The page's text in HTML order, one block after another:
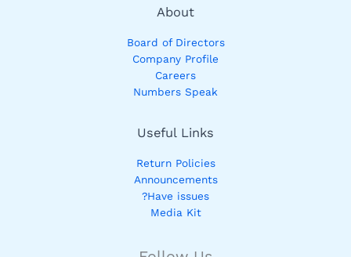
About
Board of Directors
Company Profile
Careers
Numbers Speak
Useful Links
Return Policies
Announcements
Have issues?
Media Kit